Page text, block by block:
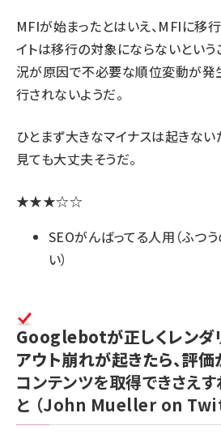
MFIが始まったとはいえ、MFIに移
イトは移行の対象にならないという
況が原因で不必要な順位変動が発
行されないようだ。
ひとまず大きなマイナスは起きな
見ても大丈夫そうだ。
★★★☆☆
SEOがんばってる人用（ふつ
い）
Googlebotが正しくレンダ
アウト崩れが起きたら、評
コンテンツを取得できさえ
と （John Mueller on